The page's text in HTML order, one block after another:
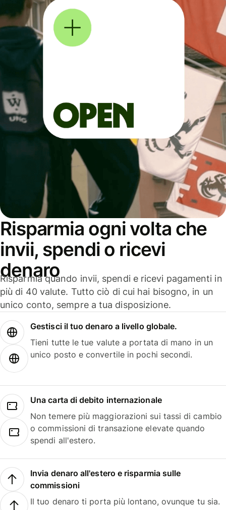
Risparmia ogni volta che
invii, spendi o ricevi
denaro
Risparmia quando invii, spendi e ricevi pagamenti in
più di 40 valute. Tutto ciò di cui hai bisogno, in un
unico conto, sempre a tua disposizione.
Gestisci il tuo denaro a livello globale.
Tieni tutte le tue valute a portata di mano in un
unico posto e convertile in pochi secondi.
Una carta di debito internazionale
Non temere più maggiorazioni sui tassi di cambio
o commissioni di transazione elevate quando
spendi all'estero.
Invia denaro all'estero e risparmia sulle
commissioni
Il tuo denaro ti porta più lontano, ovunque tu sia.